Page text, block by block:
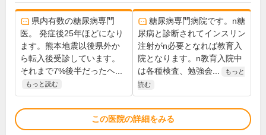
県内有数の糖尿病専門
医。 発症後25年ほどになり
ます。熊本地震以後県外か
ら転入後受診しています。
それまで7%後半だったヘ...
もっと読む
糖尿病専門病院です。n糖
尿病と診断されてインスリン
注射がn必要となれば教育入
院となります。n教育入院中
は各種検査、勉強会...
もっと
読む
この医院の詳細をみる